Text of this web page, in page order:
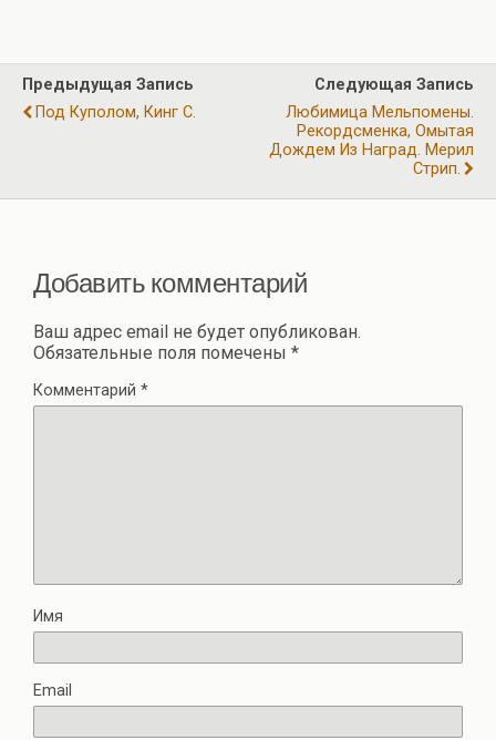
o
o
a
m
A
p
р
а
Предыдущая Запись
Под Куполом, Кинг С.
Следующая Запись
Любимица Мельпомены.
Рекордсменка, Омытая
Дождем Из Наград. Мерил
Стрип.
Добавить комментарий
Ваш адрес email не будет опубликован.
Обязательные поля помечены *
Комментарий *
Имя
Email